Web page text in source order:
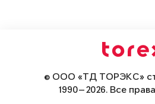
© ООО «ТД ТОРЭКС»
1990—2026. Все